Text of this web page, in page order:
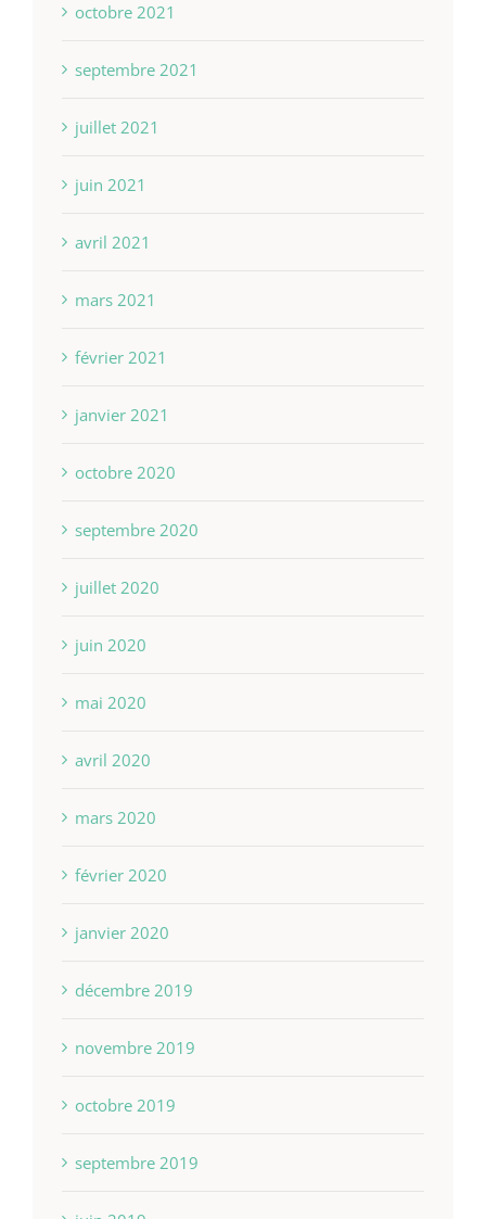
octobre 2021
septembre 2021
juillet 2021
juin 2021
avril 2021
mars 2021
février 2021
janvier 2021
octobre 2020
septembre 2020
juillet 2020
juin 2020
mai 2020
avril 2020
mars 2020
février 2020
janvier 2020
décembre 2019
novembre 2019
octobre 2019
septembre 2019